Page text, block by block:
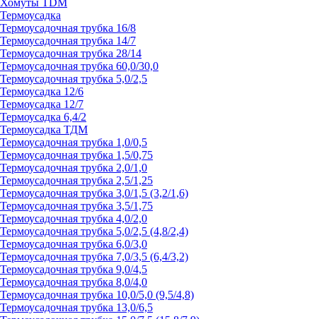
Хомуты TDM
Термоусадка
Термоусадочная трубка 16/8
Термоусадочная трубка 14/7
Термоусадочная трубка 28/14
Термоусадочная трубка 60,0/30,0
Термоусадочная трубка 5,0/2,5
Термоусадка 12/6
Термоусадка 12/7
Термоусадка 6,4/2
Термоусадка ТДМ
Термоусадочная трубка 1,0/0,5
Термоусадочная трубка 1,5/0,75
Термоусадочная трубка 2,0/1,0
Термоусадочная трубка 2,5/1,25
Термоусадочная трубка 3,0/1,5 (3,2/1,6)
Термоусадочная трубка 3,5/1,75
Термоусадочная трубка 4,0/2,0
Термоусадочная трубка 5,0/2,5 (4,8/2,4)
Термоусадочная трубка 6,0/3,0
Термоусадочная трубка 7,0/3,5 (6,4/3,2)
Термоусадочная трубка 9,0/4,5
Термоусадочная трубка 8,0/4,0
Термоусадочная трубка 10,0/5,0 (9,5/4,8)
Термоусадочная трубка 13,0/6,5